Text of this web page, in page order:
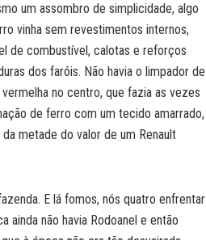
um assombro de simplicidade, algo
vinha sem revestimentos internos,
de combustível, calotas e reforços
dos faróis. Não havia o limpador de
no centro, que fazia as vezes
de ferro com um tecido amarrado,
metade do valor de um Renault
E lá fomos, nós quatro enfrentar
ainda não havia Rodoanel e então